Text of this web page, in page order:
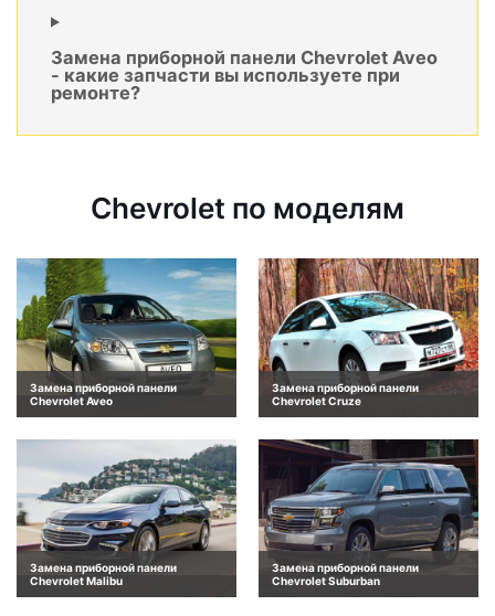
Замена приборной панели Chevrolet Aveo
- какие запчасти вы используете при
ремонте?
Chevrolet по моделям
Замена приборной панели
Chevrolet Aveo
Замена приборной панели
Chevrolet Cruze
Замена приборной панели
Chevrolet Malibu
Замена приборной панели
Chevrolet Suburban